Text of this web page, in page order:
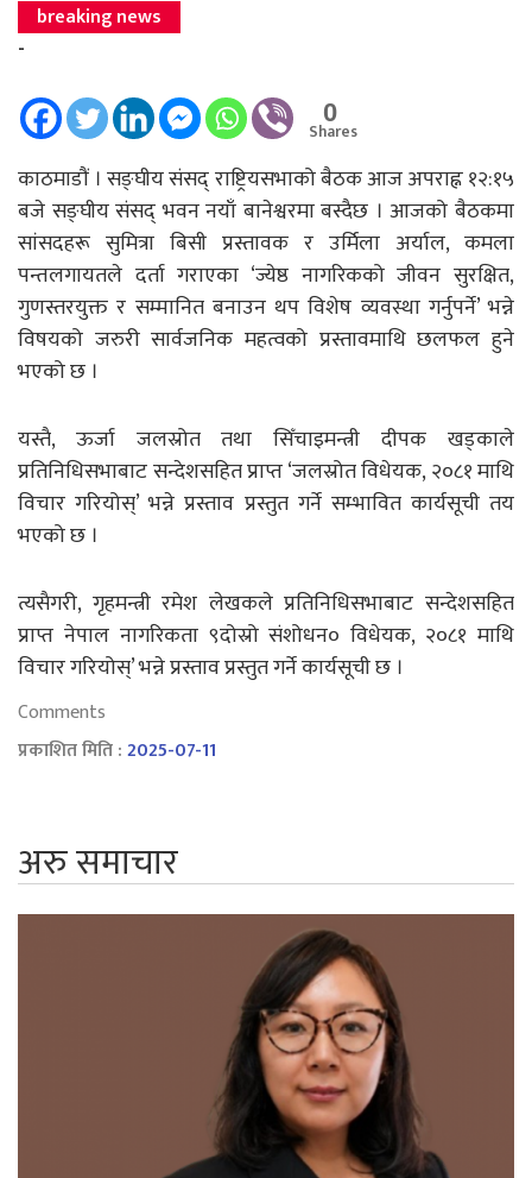
breaking news
-
0
Shares
काठमाडौं । सङ्घीय संसद् राष्ट्रियसभाको बैठक आज अपराह्न १२:१५
बजे सङ्घीय संसद् भवन नयाँ बानेश्वरमा बस्दैछ । आजको बैठकमा
सांसदहरू सुमित्रा बिसी प्रस्तावक र उर्मिला अर्याल, कमला
पन्तलगायतले दर्ता गराएका ‘ज्येष्ठ नागरिकको जीवन सुरक्षित,
गुणस्तरयुक्त र सम्मानित बनाउन थप विशेष व्यवस्था गर्नुपर्ने’ भन्ने
विषयको जरुरी सार्वजनिक महत्वको प्रस्तावमाथि छलफल हुने
भएको छ ।
यस्तै, ऊर्जा जलस्रोत तथा सिँचाइमन्त्री दीपक खड्काले
प्रतिनिधिसभाबाट सन्देशसहित प्राप्त ‘जलस्रोत विधेयक, २०८१ माथि
विचार गरियोस्’ भन्ने प्रस्ताव प्रस्तुत गर्ने सम्भावित कार्यसूची तय
भएको छ ।
त्यसैगरी, गृहमन्त्री रमेश लेखकले प्रतिनिधिसभाबाट सन्देशसहित
प्राप्त नेपाल नागरिकता ९दोस्रो संशोधन० विधेयक, २०८१ माथि
विचार गरियोस्’ भन्ने प्रस्ताव प्रस्तुत गर्ने कार्यसूची छ ।
Comments
प्रकाशित मिति :2025-07-11
अरु समाचार